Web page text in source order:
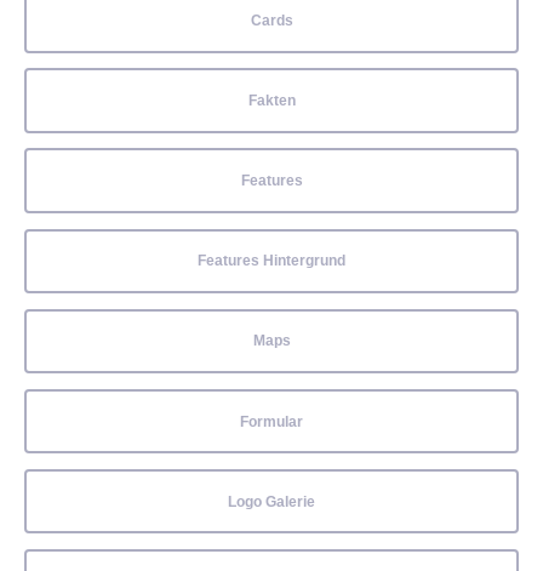
Cards
Fakten
Features
Features Hintergrund
Maps
Formular
Logo Galerie